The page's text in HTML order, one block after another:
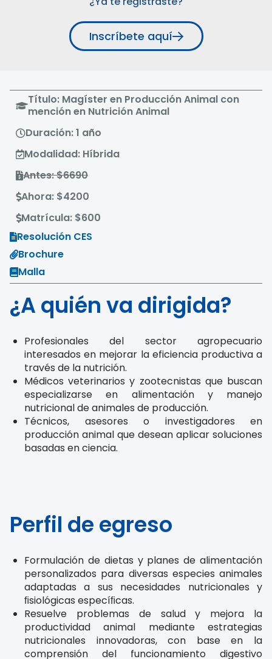
Título: Magíster en Producción Animal con
mención en Nutrición Animal
Duración: 1 año
Modalidad: Híbrida
Antes: $6690
Ahora: $4200
Matrícula: $600
Resolución CES
Brochure
Malla
¿A quién va dirigida?
Profesionales del sector agropecuario
interesados en mejorar la eficiencia productiva a
través de la nutrición.
Médicos veterinarios y zootecnistas que buscan
especializarse en alimentación y manejo
nutricional de animales de producción.
Técnicos, asesores o investigadores en
producción animal que desean aplicar soluciones
basadas en ciencia.
Perfil de egreso
Formulación de dietas y planes de alimentación
personalizados para diversas especies animales
adaptadas a sus necesidades nutricionales y
ﬁsiológicas especíﬁcas.
Resuelve problemas de salud y mejora la
productividad animal mediante estrategias
nutricionales innovadoras, con base en la
comprensión del funcionamiento digestivo
Inscríbete aquí